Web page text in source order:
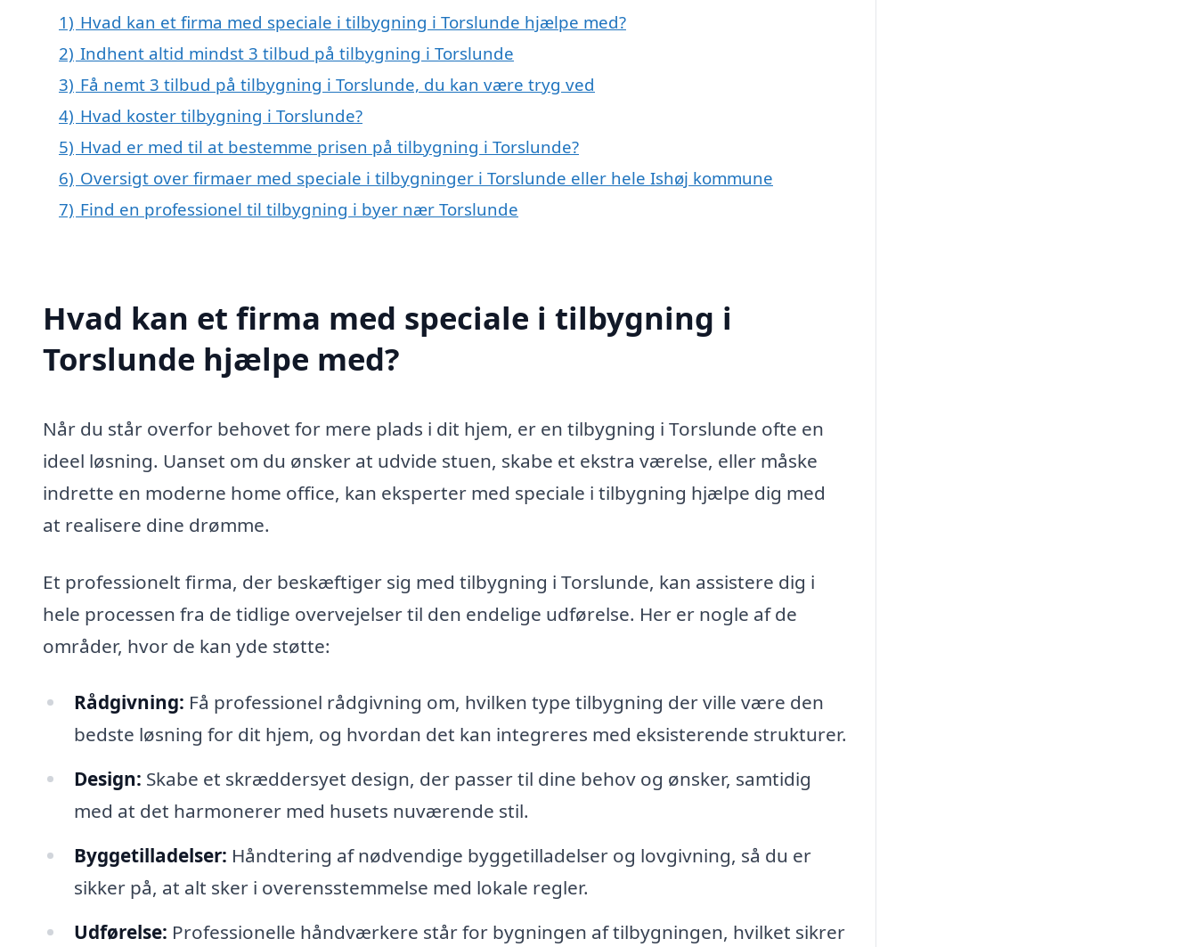
1) Hvad kan et firma med speciale i tilbygning i Torslunde hjælpe med?
2) Indhent altid mindst 3 tilbud på tilbygning i Torslunde
3) Få nemt 3 tilbud på tilbygning i Torslunde, du kan være tryg ved
4) Hvad koster tilbygning i Torslunde?
5) Hvad er med til at bestemme prisen på tilbygning i Torslunde?
6) Oversigt over firmaer med speciale i tilbygninger i Torslunde eller hele Ishøj kommune
7) Find en professionel til tilbygning i byer nær Torslunde
Hvad kan et firma med speciale i tilbygning i
Torslunde hjælpe med?
Når du står overfor behovet for mere plads i dit hjem, er en tilbygning i Torslunde ofte en
ideel løsning. Uanset om du ønsker at udvide stuen, skabe et ekstra værelse, eller måske
indrette en moderne home office, kan eksperter med speciale i tilbygning hjælpe dig med
at realisere dine drømme.
Et professionelt firma, der beskæftiger sig med tilbygning i Torslunde, kan assistere dig i
hele processen fra de tidlige overvejelser til den endelige udførelse. Her er nogle af de
områder, hvor de kan yde støtte:
Rådgivning: Få professionel rådgivning om, hvilken type tilbygning der ville være den
bedste løsning for dit hjem, og hvordan det kan integreres med eksisterende strukturer.
Design: Skabe et skræddersyet design, der passer til dine behov og ønsker, samtidig
med at det harmonerer med husets nuværende stil.
Byggetilladelser: Håndtering af nødvendige byggetilladelser og lovgivning, så du er
sikker på, at alt sker i overensstemmelse med lokale regler.
Udførelse: Professionelle håndværkere står for bygningen af tilbygningen, hvilket sikrer